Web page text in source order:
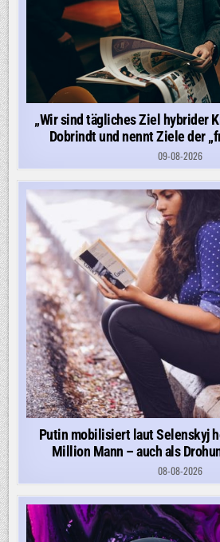
„Wir sind tägliches Ziel hybrider
Dobrindt und nennt Ziele der
09-08-2026
Putin mobilisiert laut Selenskyj
Million Mann – auch als
08-08-2026